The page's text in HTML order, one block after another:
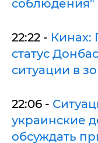
соблюдения"
22:22 - Кинах:
статус
ситуации в
22:06 -
украинские
обсуждать